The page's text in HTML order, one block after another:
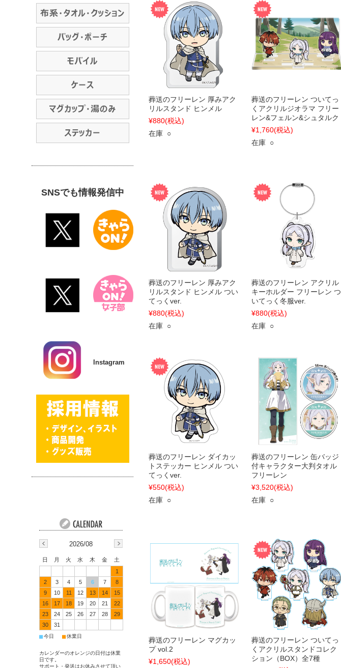
葬送のフリーレン 厚みアク
リルスタンド ヒンメル
¥880(税込)
在庫 ○
葬送のフリーレン ついてっ
くアクリルジオラマ フリー
レン&フェルン&シュタルク
¥1,760(税込)
在庫 ○
葬送のフリーレン 厚みアク
リルスタンド ヒンメル つい
てっくver.
¥880(税込)
在庫 ○
葬送のフリーレン アクリル
キーホルダー フリーレン つ
いてっく冬服ver.
¥880(税込)
在庫 ○
葬送のフリーレン ダイカッ
トステッカー ヒンメル つい
てっくver.
¥550(税込)
在庫 ○
葬送のフリーレン 缶バッジ
付キャラクター大判タオル
フリーレン
¥3,520(税込)
在庫 ○
葬送のフリーレン マグカッ
プ vol.2
¥1,650(税込)
葬送のフリーレン ついてっ
くアクリルスタンドコレク
ション（BOX）全7種
SNSでも情報発信中
Instagram
2026/08
日 月 火 水 木 金
土
1
2
3 4 5 6 7
8
9
10 11 12 13 14
15
16
17 18 19 20 21
22
23
24 25 26 27 28
29
30
31
■今日 ■休業日
カレンダーのオレンジの日付は休業
日です。
サポート・発送はお休みさせて頂い